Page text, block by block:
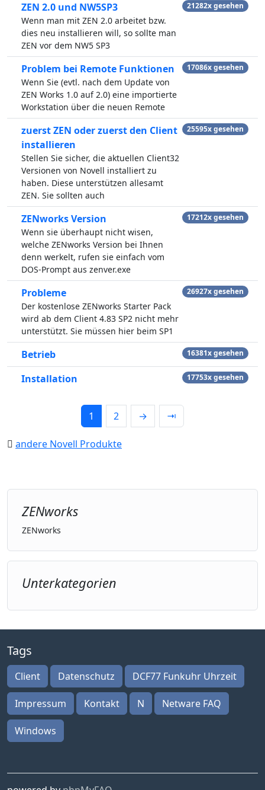
ZEN 2.0 und NW5SP3
Wenn man mit ZEN 2.0 arbeitet bzw.
dies neu installieren will, so sollte man
ZEN vor dem NW5 SP3
21282x gesehen
Problem bei Remote Funktionen
Wenn Sie (evtl. nach dem Update von
ZEN Works 1.0 auf 2.0) eine importierte
Workstation über die neuen Remote
17086x gesehen
zuerst ZEN oder zuerst den Client
installieren
Stellen Sie sicher, die aktuellen Client32
Versionen von Novell installiert zu
haben. Diese unterstützen allesamt
ZEN. Sie sollten auch
25595x gesehen
ZENworks Version
Wenn sie überhaupt nicht wisen,
welche ZENworks Version bei Ihnen
denn werkelt, rufen sie einfach vom
DOS-Prompt aus zenver.exe
17212x gesehen
Probleme
Der kostenlose ZENworks Starter Pack
wird ab dem Client 4.83 SP2 nicht mehr
unterstützt. Sie müssen hier beim SP1
26927x gesehen
Betrieb 16381x gesehen
Installation 17753x gesehen
1 2 → ⇥
andere Novell Produkte
ZENworks
ZENworks
Unterkategorien
Tags
Client Datenschutz DCF77 Funkuhr Uhrzeit
Impressum Kontakt N Netware FAQ
Windows